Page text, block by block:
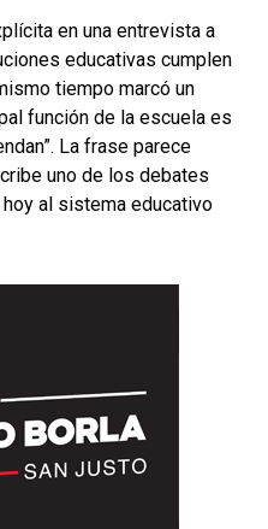
en una entrevista a
educativas cumplen
tiempo marcó un
función de la escuela es
La frase parece
uno de los debates
al sistema educativo